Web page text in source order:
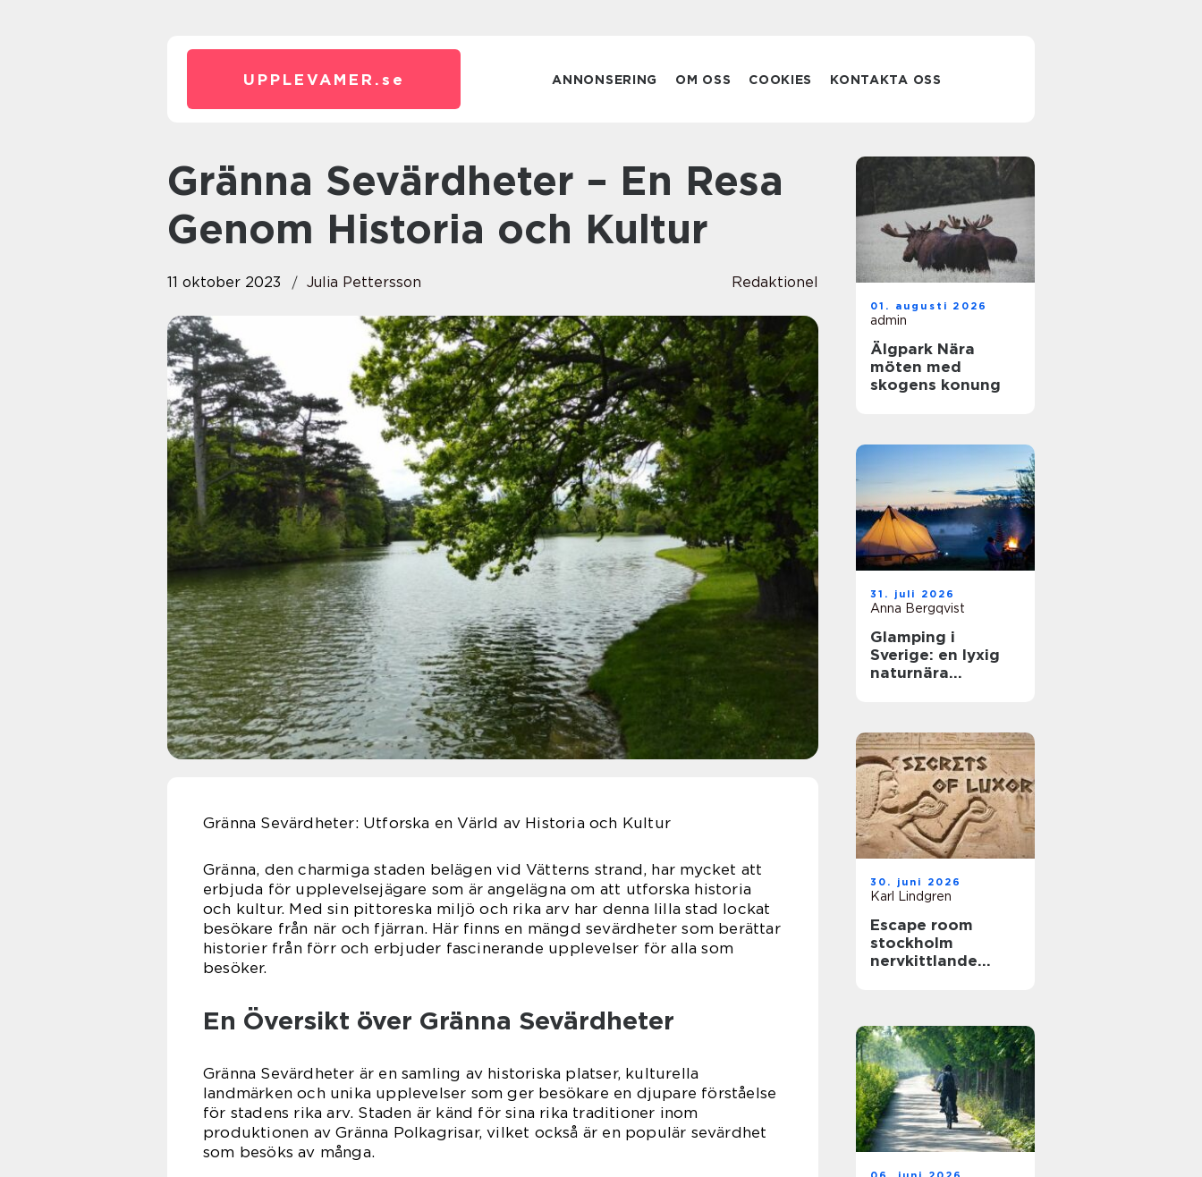
UPPLEVAMER. se ANNONSERING OM OSS COOKIES KONTAKTA OSS
Gränna Sevärdheter – En Resa
Genom Historia och Kultur
11 oktober 2023 Julia Pettersson Redaktionel
Gränna Sevärdheter: Utforska en Värld av Historia och Kultur
Gränna, den charmiga staden belägen vid Vätterns strand, har mycket att
erbjuda för upplevelsejägare som är angelägna om att utforska historia
och kultur. Med sin pittoreska miljö och rika arv har denna lilla stad lockat
besökare från när och fjärran. Här finns en mängd sevärdheter som berättar
historier från förr och erbjuder fascinerande upplevelser för alla som
besöker.
En Översikt över Gränna Sevärdheter
Gränna Sevärdheter är en samling av historiska platser, kulturella
landmärken och unika upplevelser som ger besökare en djupare förståelse
för stadens rika arv. Staden är känd för sina rika traditioner inom
produktionen av Gränna Polkagrisar, vilket också är en populär sevärdhet
som besöks av många.
01. augusti 2026
admin
Älgpark Nära
möten med
skogens konung
31. juli 2026
Anna Bergqvist
Glamping i
Sverige: en lyxig
naturnära
30. juni 2026
Karl Lindgren
Escape room
stockholm
nervkittlande